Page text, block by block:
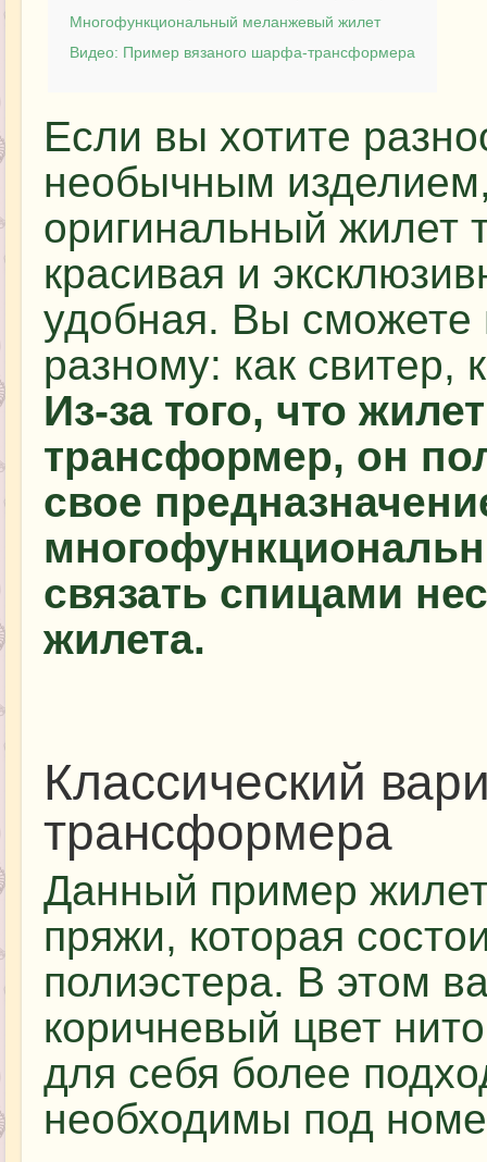
Многофункциональный меланжевый жилет
Видео: Пример вязаного шарфа-трансформера
Если вы хотите
необычным
оригинальный жилет
красивая и
удобная. Вы сможете
разному: как
Из-за того, что
трансформер, он
свое
связать спицами
жилета.
Классический
трансформера
Данный пример
пряжи, которая
полиэстера. В этом
коричневый цвет
для себя более
необходимы под